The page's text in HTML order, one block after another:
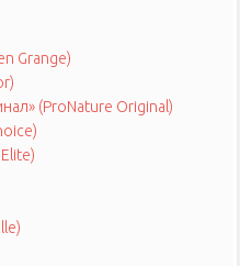
Grange)
(ProNature Original)